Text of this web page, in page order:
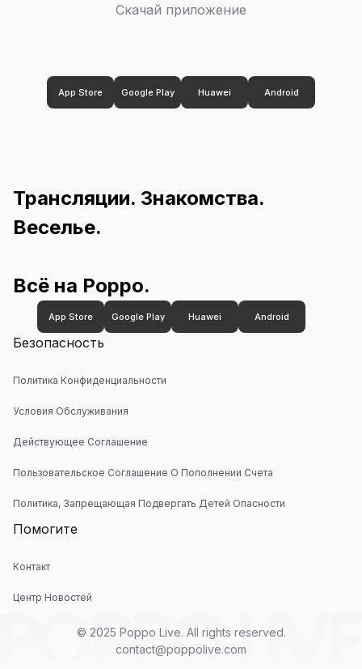
Скачай приложение
App Store Google Play Huawei Android
Трансляции. Знакомства.
Веселье.
Всё на Poppo.
App Store Google Play Huawei Android
Безопасность
Политика Конфиденциальности
Условия Обслуживания
Действующее Соглашение
Пользовательское Соглашение О Пополнении Счета
Политика, Запрещающая Подвергать Детей Опасности
Помогите
Контакт
Центр Новостей
© 2025 Poppo Live. All rights reserved.
contact@poppolive.com